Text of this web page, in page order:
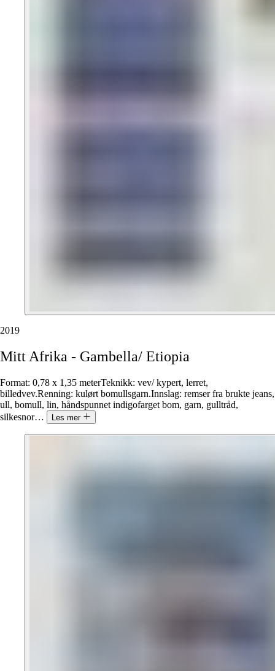
2019
Mitt Afrika - Gambella/ Etiopia
Format: 0,78 x 1,35 meterTeknikk: vev/ kypert, lerret,
billedvev.Renning: kulørt bomullsgarn.Innslag: remser fra brukte jeans,
ull, bomull, lin, håndspunnet indigofarget bom, garn, gulltråd,
silkesnor… Les mer